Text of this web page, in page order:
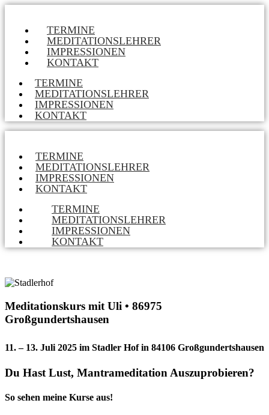
TERMINE
MEDITATIONSLEHRER
IMPRESSIONEN
KONTAKT
TERMINE
MEDITATIONSLEHRER
IMPRESSIONEN
KONTAKT
TERMINE
MEDITATIONSLEHRER
IMPRESSIONEN
KONTAKT
TERMINE
MEDITATIONSLEHRER
IMPRESSIONEN
KONTAKT
Meditationskurs mit Uli • 86975
Großgundertshausen
11. – 13. Juli 2025 im Stadler Hof in 84106 Großgundertshausen
Du Hast Lust, Mantrameditation Auszuprobieren?
So sehen meine Kurse aus!